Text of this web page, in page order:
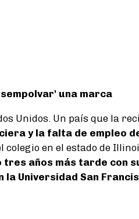
una marca
Unidos. Un país que la
y la falta de empleo
colegio en el estado de
tres años más tarde con
Universidad San